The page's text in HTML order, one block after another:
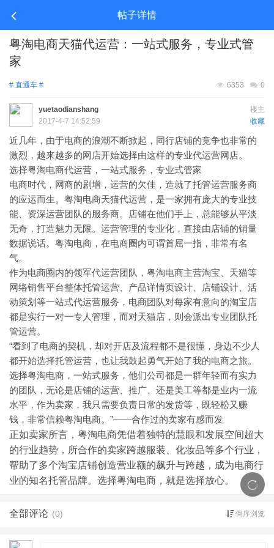
帖子详情
粤淘电商天猫代运营：一站式服务，专业式管
家
# 直通车 # 0
6353
楼主
yuetaodianshang
收藏
2017-4-7 14:52:59
近几年，由于电商的浪潮不断掀起，同行店铺的竞争也非常的
激烈，越来越多的网店开始选择由这样的专业代运营网店。
选择粤淘电商代运营，一站式服务，专业式管家
电商时代，网商的剧增，运营的欠佳，造就了托管运营服务商
的应运而生。粤淘电商天猫代运营，是一家拥有庞大的专业技
能、资深运营团队的服务商。店铺在他们手上，总能够从平淡
无奇，打造魅力无限。运营管理的专业化，直接由店铺的销量
数据说话。粤淘电商，在电商圈内可谓首屈一指，非常有名
气。
作为电商圈内的领军代运营团队，粤淘电商主营淘宝、天猫等
网络销售平台整体托管运营、产品详情页设计、店铺设计、活
动策划等一站式代运营服务，电商团队对每家有意向的淘宝店
都是实行一对一专人管理，而对天猫店，则会派出专业团队托
管运营。
“看到了电商的契机，却对开店及流程都不是很懂，身边不少人
都开始选择托管运营，也让我鼓起勇气开始了我的电商之旅。
选择粤淘电商，一站式服务，他们公司都是一群年轻而有实力
的团队，无论是店铺的运营、推广、还是美工等都是业内一流
水平，作为卖家，我只需要负责日常的发货等，既轻松又赚
钱，非常信赖粤淘电商。”——合作过的卖家有感而发
正如卖家所言，粤淘电商凭借着独特的慧眼和发展空间超大
的行业趋势，所合作的卖家跨越服装、化妆品等多个行业，
帮助了多个淘宝店铺创造营业额的飙升与跨越，成为电商行
业的知名托管品牌。选择粤淘电商，就是选择放心。
全部评论 (0) 倒序浏览